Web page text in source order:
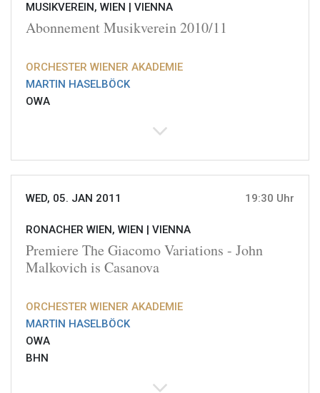
MUSIKVEREIN, WIEN | VIENNA
Abonnement Musikverein 2010/11
ORCHESTER WIENER AKADEMIE
MARTIN HASELBÖCK
OWA
WED, 05. JAN 2011 19:30 Uhr
RONACHER WIEN, WIEN | VIENNA
Premiere The Giacomo Variations - John
Malkovich is Casanova
ORCHESTER WIENER AKADEMIE
MARTIN HASELBÖCK
OWA
BHN